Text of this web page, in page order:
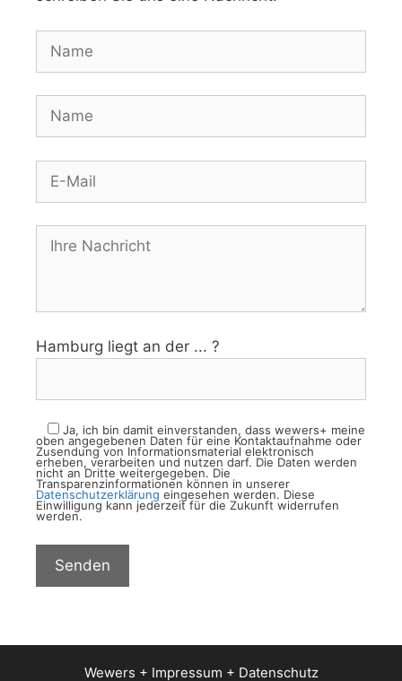
Hamburg liegt an der ... ?
Ja, ich bin damit einverstanden, dass wewers+ meine
oben angegebenen Daten für eine Kontaktaufnahme oder
Zusendung von Informationsmaterial elektronisch
erheben, verarbeiten und nutzen darf. Die Daten werden
nicht an Dritte weitergegeben. Die
Transparenzinformationen können in unserer
Datenschutzerklärung eingesehen werden. Diese
Einwilligung kann jederzeit für die Zukunft widerrufen
werden.
Wewers + Impressum + Datenschutz